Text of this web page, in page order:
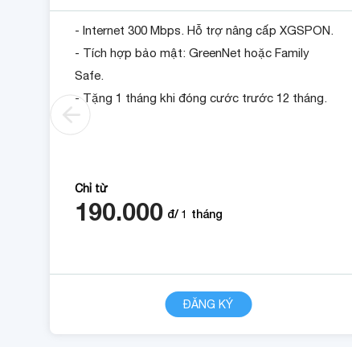
- Internet 300 Mbps. Hỗ trợ nâng cấp XGSPON.
- Tích hợp bảo mật: GreenNet hoặc Family
Safe.
- Tặng 1 tháng khi đóng cước trước 12 tháng.
Chỉ từ
190.000 đ/1 tháng
ĐĂNG KÝ
CHI TIẾT